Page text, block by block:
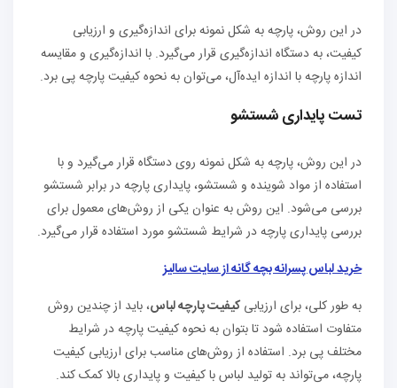
در این روش، پارچه به شکل نمونه برای اندازه‌گیری و ارزیابی
کیفیت، به دستگاه اندازه‌گیری قرار می‌گیرد. با اندازه‌گیری و مقایسه
اندازه پارچه با اندازه ایده‌آل، می‌توان به نحوه کیفیت پارچه پی برد.
تست پایداری شستشو
در این روش، پارچه به شکل نمونه روی دستگاه قرار می‌گیرد و با
استفاده از مواد شوینده و شستشو، پایداری پارچه در برابر شستشو
بررسی می‌شود. این روش به عنوان یکی از روش‌های معمول برای
بررسی پایداری پارچه در شرایط شستشو مورد استفاده قرار می‌گیرد.
خرید لباس پسرانه بچه گانه از سایت سالیز
به طور کلی، برای ارزیابیکیفیت پارچه لباس، باید از چندین روش
متفاوت استفاده شود تا بتوان به نحوه کیفیت پارچه در شرایط
مختلف پی برد. استفاده از روش‌های مناسب برای ارزیابی کیفیت
پارچه، می‌تواند به تولید لباس با کیفیت و پایداری بالا کمک کند.